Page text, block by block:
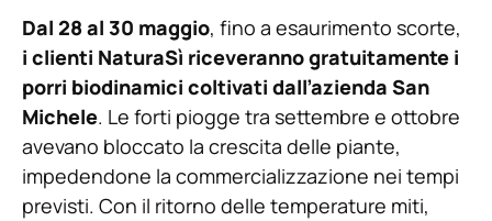
Dal 28 al 30 maggio, fino a esaurimento scorte,
i clienti NaturaSì riceveranno gratuitamente i
porri biodinamici coltivati dall’azienda San
Michele. Le forti piogge tra settembre e ottobre
avevano bloccato la crescita delle piante,
impedendone la commercializzazione nei tempi
previsti. Con il ritorno delle temperature miti,